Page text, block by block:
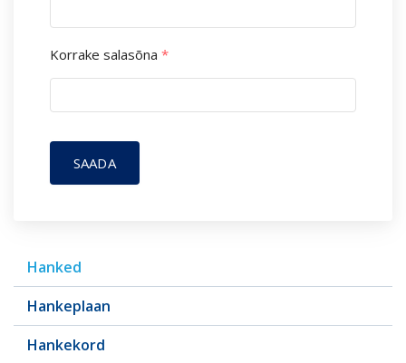
Hanked
Hankeplaan
Hankekord
Korrake salasõna *
SAADA